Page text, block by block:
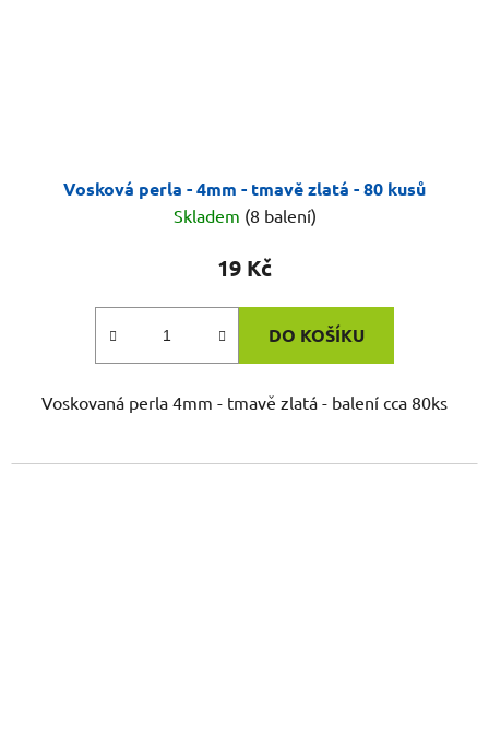
Vosková perla - 4mm - tmavě zlatá - 80 kusů
Skladem (8 balení)
19 Kč
DO KOŠÍKU
Voskovaná perla 4mm - tmavě zlatá - balení cca 80ks